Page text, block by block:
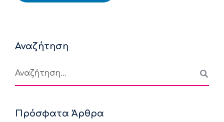
Αναζήτηση
Πρόσφατα Άρθρα